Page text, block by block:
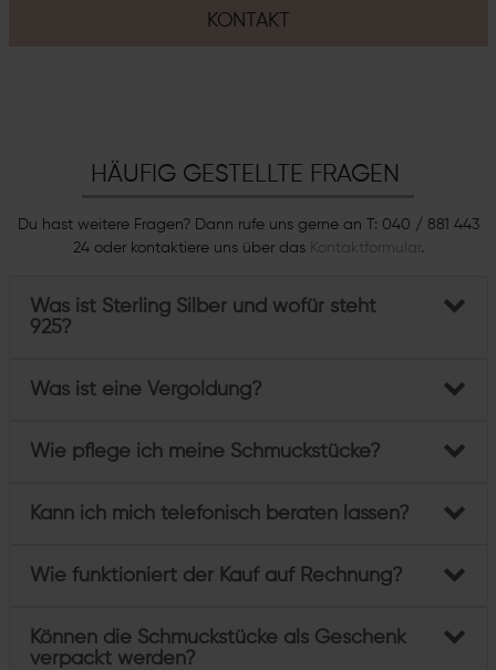
KONTAKT
HÄUFIG GESTELLTE FRAGEN
Du hast weitere Fragen? Dann rufe uns gerne an T: 040 / 881 443
24 oder kontaktiere uns über das
Kontaktformular.
Was ist Sterling Silber und wofür steht
925?
Was ist eine Vergoldung?
Wie pflege ich meine Schmuckstücke?
Kann ich mich telefonisch beraten lassen?
Wie funktioniert der Kauf auf Rechnung?
Können die Schmuckstücke als Geschenk
verpackt werden?